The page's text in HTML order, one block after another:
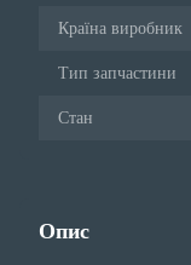
Країна виробник
Тип запчастини
Стан
Опис